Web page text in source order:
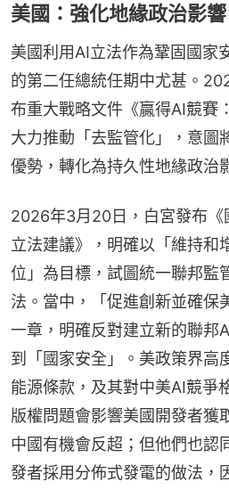
美國：強化地緣政治影響
美國利用AI立法作為鞏固國家
的第二任總統任期中尤甚。
布重大戰略文件《贏得AI競賽
大力推動「去監管化」，意圖
優勢，轉化為持久性地緣政治
2026年3月20日，白宮發布《
立法建議》，明確以「維持和
位」為目標，試圖統一聯邦監
法。當中，「促進創新並確保
一章，明確反對建立新的聯邦
到「國家安全」。美政策界高
能源條款，及其對中美AI競爭
版權問題會影響美國開發者獲
中國有機會反超；但他們也認
發者採用分佈式發電的做法，